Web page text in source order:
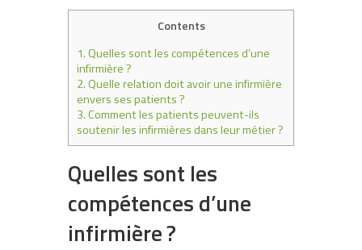
Contents
1.Quelles sont les compétences d’une
infirmière ?
2.Quelle relation doit avoir une infirmière
envers ses patients ?
3.Comment les patients peuvent-ils
soutenir les infirmières dans leur métier ?
Quelles sont les
compétences d’une
infirmière ?